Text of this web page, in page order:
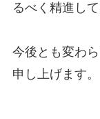
るべく精進し
今後とも変わ
申し上げます。